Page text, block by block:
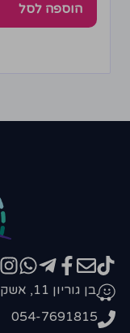
הוספה לסל
בן גוריון 11, אשקלון
054-7691815